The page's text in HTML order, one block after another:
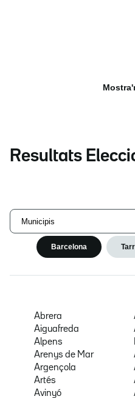
Resultats
Municipis
Barcelona
Abrera
Aiguafreda
Alpens
Arenys de Mar
Argençola
Artés
Avinyó